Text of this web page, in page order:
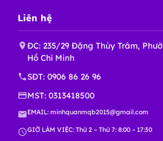
Liên hệ
ĐC: 235/29 Đặng Thùy Trâm,
Hồ Chí Minh
SĐT: 0906 86 26 96
MST: 0313418500
EMAIL: minhquanmqb2015@gmail.com
GIỜ LÀM VIỆC: Thứ 2 – Thứ 7: 8:00 – 17:30